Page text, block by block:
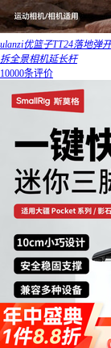
ulanzi优篮子TT24落地弹
拆全景相机延长杆
10000条评价